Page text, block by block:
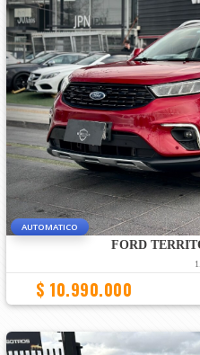
AUTOMATICO
FORD
$ 10.990.000